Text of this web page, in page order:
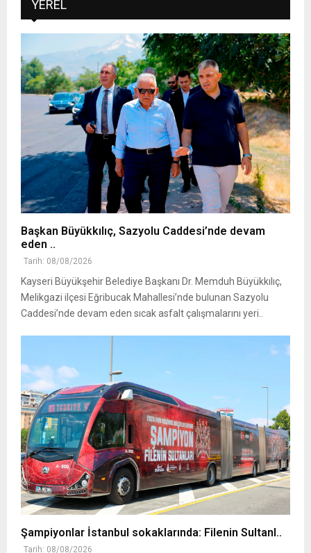
YEREL
Başkan Büyükkılıç, Sazyolu Caddesi’nde devam
eden ..
Tarih: 08/08/2026
Kayseri Büyükşehir Belediye Başkanı Dr. Memduh Büyükkılıç,
Melikgazi ilçesi Eğribucak Mahallesi’nde bulunan Sazyolu
Caddesi’nde devam eden sıcak asfalt çalışmalarını yeri..
Şampiyonlar İstanbul sokaklarında: Filenin Sultanl..
Tarih: 08/08/2026